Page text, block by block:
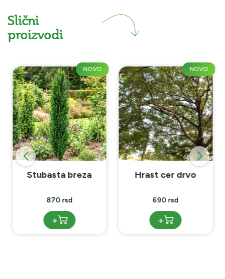
Slični
proizvodi
NOVO
Stubasta breza
870 rsd
+
NOVO
Hrast cer drvo
690 rsd
+